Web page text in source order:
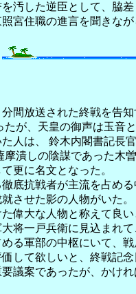
汚した逆臣として、脇
宮住職の進言を聞きなが
間放送された終戦を告
が、天皇の御声は玉音と
人は、 鈴木内閣書記長
潰しの陰謀であった木
更に名文となった。
底抗戦者が主流を占め
させた影の人物がいた。
偉大な人物と称えて良
将一戸兵衛に見込まれ
る軍部の中枢にいて、
して欲しいと、終戦記
要議案であったが、かけ